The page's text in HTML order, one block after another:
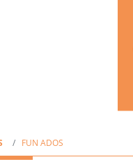
FUN ADOS